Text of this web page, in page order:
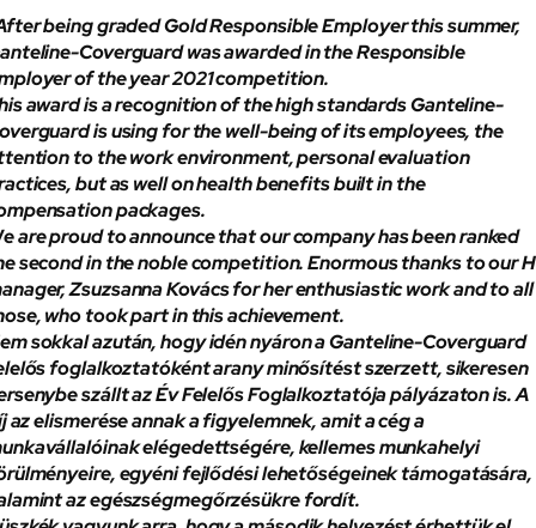
being graded Gold Responsible Employer this summer,
Coverguard was awarded in the Responsible
of the year 2021 competition.
award is a recognition of the high standards Ganteline-
is using for the well-being of its employees, the
to the work environment, personal evaluation
but as well on health benefits built in the
packages.
are proud to announce that our company has been ranked
second in the noble competition. Enormous thanks to our
Zsuzsanna Kovács for her enthusiastic work and to all
who took part in this achievement.
sokkal azután, hogy idén nyáron a Ganteline-Coverguard
foglalkoztatóként arany minősítést szerzett, sikeresen
szállt az Év Felelős Foglalkoztatója pályázaton is. A
az elismerése annak a figyelemnek, amit a cég a
elégedettségére, kellemes munkahelyi
egyéni fejlődési lehetőségeinek támogatására,
az egészségmegőrzésükre fordít.